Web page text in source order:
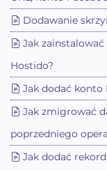
Dodawanie
Jak
Hostido?
Jak dodać konto
Jak zmigrować
poprzedniego
Jak dodać